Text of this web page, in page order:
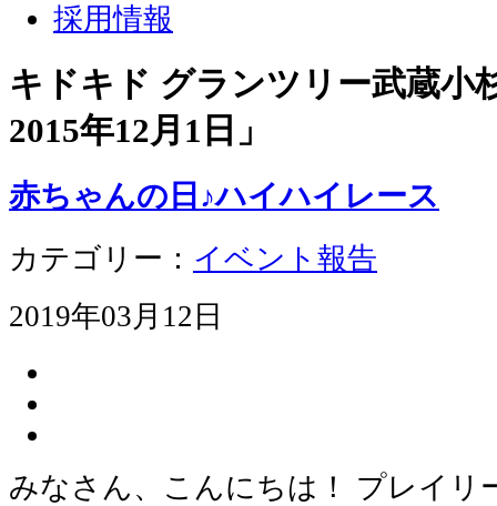
採用情報
キドキド グランツリー武蔵
2015年12月1日 」
赤ちゃんの日♪ハイハイレース
カテゴリー： イベント報告
2019年03月12日
みなさん、こんにちは！ プレイリ